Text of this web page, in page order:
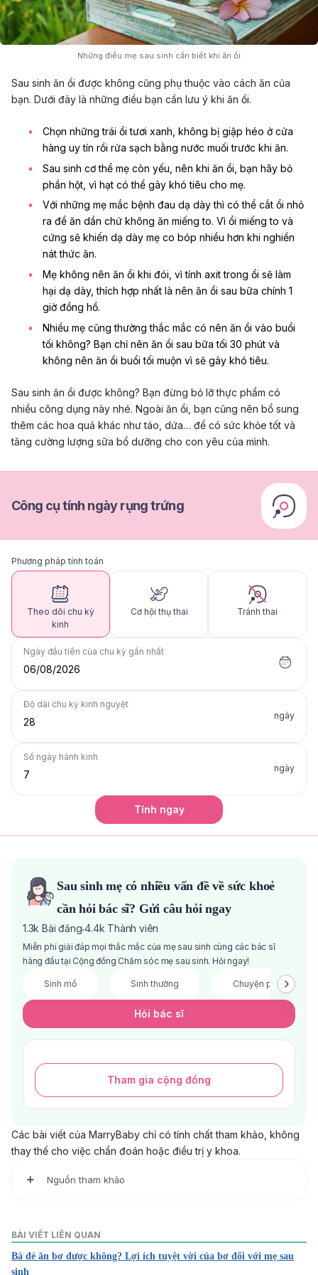
Những điều mẹ sau sinh cần biết khi ăn ổi
Sau sinh ăn ổi được không cũng phụ thuộc vào cách ăn của
bạn. Dưới đây là những điều bạn cần lưu ý khi ăn ổi.
Chọn những trái ổi tươi xanh, không bị giập héo ở cửa
hàng uy tín rồi rửa sạch bằng nước muối trước khi ăn.
Sau sinh cơ thể mẹ còn yếu, nên khi ăn ổi, bạn hãy bỏ
phần hột, vì hạt có thể gây khó tiêu cho mẹ.
Với những mẹ mắc bệnh đau dạ dày thì có thể cắt ổi nhỏ
ra để ăn dần chứ không ăn miếng to. Vì ổi miếng to và
cứng sẽ khiến dạ dày mẹ co bóp nhiều hơn khi nghiền
nát thức ăn.
Mẹ không nên ăn ổi khi đói, vì tính axit trong ổi sẽ làm
hại dạ dày, thích hợp nhất là nên ăn ổi sau bữa chính 1
giờ đồng hồ.
Nhiều mẹ cũng thường thắc mắc có nên ăn ổi vào buổi
tối không? Bạn chỉ nên ăn ổi sau bữa tối 30 phút và
không nên ăn ổi buổi tối muộn vì sẽ gây khó tiêu.
Sau sinh ăn ổi được không? Bạn đừng bỏ lỡ thực phẩm có
nhiều công dụng này nhé. Ngoài ăn ổi, bạn cũng nên bổ sung
thêm các hoa quả khác như táo, dứa… để có sức khỏe tốt và
tăng cường lượng sữa bổ dưỡng cho con yêu của mình.
Công cụ tính ngày rụng trứng
Phương pháp tính toán
Theo dõi chu kỳ
kinh
Cơ hội thụ thai Tránh thai
Ngày đầu tiên của chu kỳ gần nhất
06/08/2026
Độ dài chu kỳ kinh nguyệt
ngày
Số ngày hành kinh
ngày
Tính ngay
Sau sinh mẹ có nhiều vấn đề về sức khoẻ
cần hỏi bác sĩ? Gửi câu hỏi ngay
1.3k Bài đăng·4.4k Thành viên
Miễn phí giải đáp mọi thắc mắc của mẹ sau sinh cùng các bác sĩ
hàng đầu tại Cộng đồng Chăm sóc mẹ sau sinh. Hỏi ngay!
Sinh mổ Sinh thường Chuyện phòng the
Hỏi bác sĩ
Tham gia cộng đồng
Các bài viết của MarryBaby chỉ có tính chất tham khảo, không
thay thế cho việc chẩn đoán hoặc điều trị y khoa.
Nguồn tham khảo
https://parenting.firstcry.com/articles/fruits-to-eat-and-
avoid-during-breastfeeding/
Truy cập ngày 18/11/2021
BÀI VIẾT LIÊN QUAN
Bà đẻ ăn bơ được không? Lợi ích tuyệt vời của bơ đối với mẹ sau
sinh